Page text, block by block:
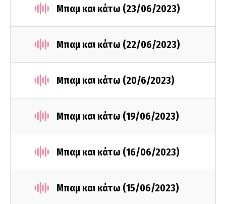
Μπαμ και κάτω (23/06/2023)
Μπαμ και κάτω (22/06/2023)
Μπαμ και κάτω (20/6/2023)
Μπαμ και κάτω (19/06/2023)
Μπαμ και κάτω (16/06/2023)
Μπαμ και κάτω (15/06/2023)